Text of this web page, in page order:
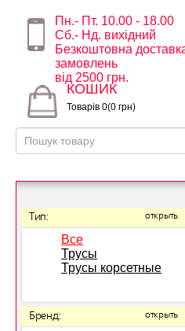
Пн.- Пт. 10.00 - 18.00
Сб.- Нд. вихідний
Безкоштовна
замовлень
від 2500 грн.
КОШИК
Товарів 0(0 грн)
Тип: открыть
Все
Трусы
Трусы корсетные
Бренд: открыть